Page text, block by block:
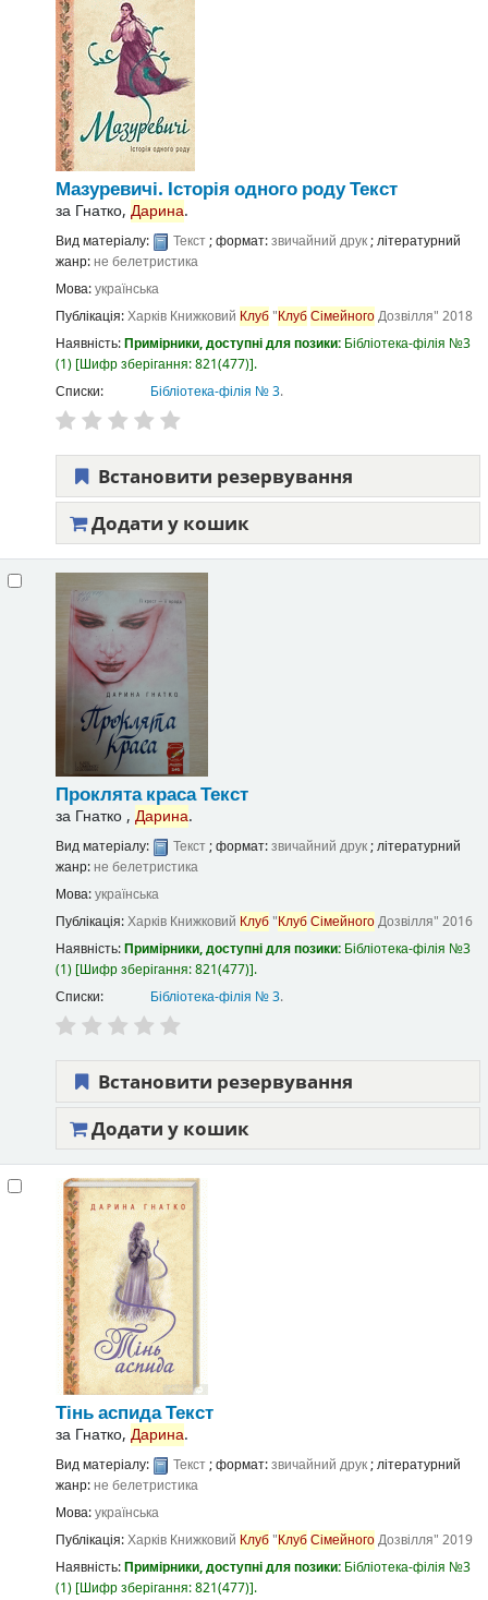
Мазуревичі. Історія одного родуТекст
за Гнатко, Дарина.
Вид матеріалу: Текст; формат:звичайний друк; літературний
жанр:не белетристика
Мова:українська
Публікація:Харків Книжковий Клуб"КлубСімейногоДозвілля" 2018
Наявність:Примірники, доступні для позики: Бібліотека-філія №3
(1) Шифр зберігання:821(477) .
Списки:
Бібліотека-філія № 3.
Встановити резервування
Додати у кошик
Проклята красаТекст
за Гнатко , Дарина.
Вид матеріалу: Текст; формат:звичайний друк; літературний
жанр: не белетристика
Мова:українська
Публікація:Харків Книжковий Клуб"КлубСімейногоДозвілля" 2016
Наявність:Примірники, доступні для позики: Бібліотека-філія №3
(1) Шифр зберігання:821(477) .
Списки:
Бібліотека-філія № 3.
Встановити резервування
Додати у кошик
Тінь аспидаТекст
за Гнатко, Дарина.
Вид матеріалу: Текст; формат:звичайний друк; літературний
жанр:не белетристика
Мова:українська
Публікація:Харків Книжковий Клуб"КлубСімейногоДозвілля" 2019
Наявність:Примірники, доступні для позики: Бібліотека-філія №3
(1) Шифр зберігання:821(477) .